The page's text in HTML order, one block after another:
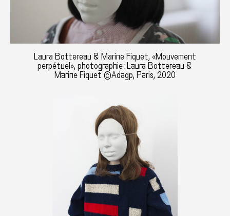
Laura Bottereau & Marine Fiquet, «Mouvement
perpétuel», photographie : Laura Bottereau &
Marine Fiquet ©Adagp, Paris, 2020